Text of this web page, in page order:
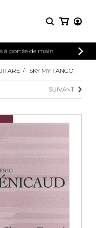
à portée de main
PARTITIONS
Méthodes
4 guitares
Orchestre de guitares
Concerto pour
Musique de
SKY MY TANGO!
SUIVANT